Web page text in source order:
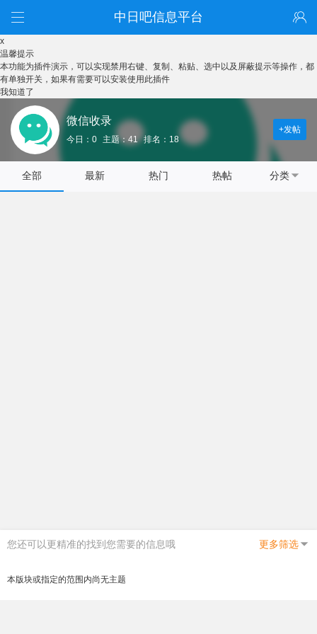
中日吧信息平台
x
温馨提示
本功能为插件演示，可以实现禁用右键、复制、粘贴、选中以及屏蔽提示等操作，都
有单独开关，如果有需要可以安装使用此插件
我知道了
微信收录
今日：0 主题：41 排名：18
+发帖
全部 最新 热门 热帖 分类
您还可以更精准的找到您需要的信息哦 更多筛选
本版块或指定的范围内尚无主题